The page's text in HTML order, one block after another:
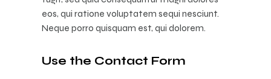
eos, qui ratione voluptatem sequi nesciunt.
Neque porro quisquam est, qui dolorem.
Use the Contact Form